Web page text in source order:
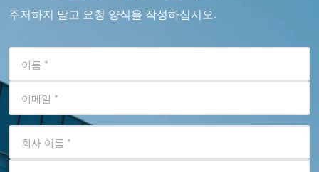
주저하지 말고 요청 양식을 작성하십시오.
이름 *
이메일 *
회사 이름 *